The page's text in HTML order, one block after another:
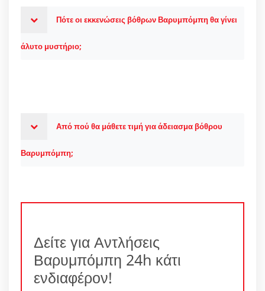
Πότε οι εκκενώσεις βόθρων Βαρυμπόμπη θα γίνει
άλυτο μυστήριο;
Από πού θα μάθετε τιμή για άδειασμα βόθρου
Βαρυμπόμπη;
Δείτε για Αντλήσεις
Βαρυμπόμπη 24h κάτι
ενδιαφέρον!